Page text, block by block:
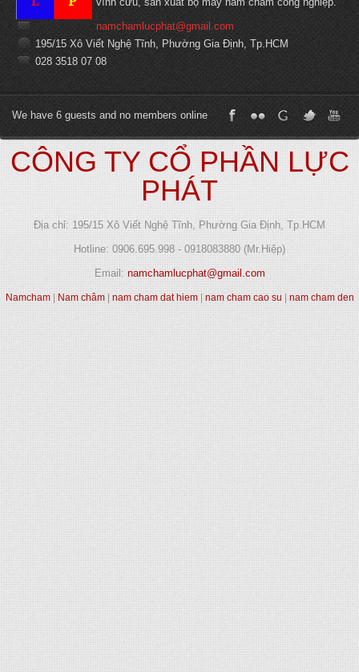
namchamlucphat@gmail.com
195/15 Xô Viết Nghệ Tĩnh, Phường Gia Định, Tp.HCM
028 3518 07 08
We have 6 guests and no members online
CÔNG TY CỔ PHẦN LỰC
PHÁT
Địa chỉ: 195/15 Xô Viết Nghệ Tĩnh, Phường Gia Định, Tp.HCM
Hotline: 0906.695.998 - 0918083880 (Mr.Hiệp)
Email: namchamlucphat@gmail.com
Namcham| Nam châm| nam cham dat hiem| nam cham cao su nam cham den